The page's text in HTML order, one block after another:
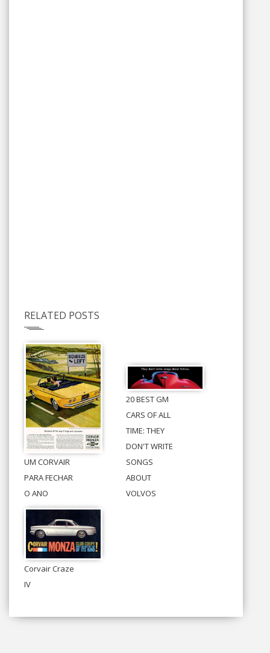
RELATED POSTS
UM CORVAIR
PARA FECHAR
O ANO
20 BEST GM
CARS OF ALL
TIME: THEY
DON'T WRITE
SONGS
ABOUT
VOLVOS
Corvair Craze
IV